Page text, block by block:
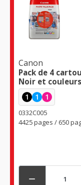
Canon
Pack de 4
Noir et couleurs
1 1 1
0332C005
4425 pages / 650
